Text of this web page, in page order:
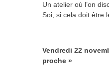
Un atelier où l’on
Soi, si cela doit être
Vendredi 22
proche »